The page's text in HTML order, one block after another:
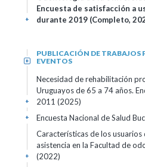
Encuesta de satisfacción a
durante 2019 (Completo,
+
PUBLICACIÓN DE TRABAJOS
EVENTOS
+
Necesidad de rehabilitación
Uruguayos de 65 a 74 años.
2011 (2025)
+
Encuesta Nacional de Salud
+
Características de los usuarios
asistencia en la Facultad de
(2022)
+